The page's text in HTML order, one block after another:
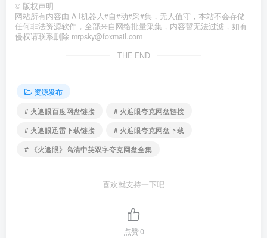
© 版权声明
网站所有内容由 A I机器人#自#动#采#集，无人值守，本站不会存储
任何非法资源软件，全部来自网络批量采集，内容暂无法过滤，如有
侵权请联系删除 mrpsky@foxmail.com
THE END
资源发布
# 火遮眼百度网盘链接
# 火遮眼夸克网盘链接
# 火遮眼迅雷下载链接
# 火遮眼夸克网盘下载
# 《火遮眼》高清中英双字夸克网盘全集
喜欢就支持一下吧
点赞0